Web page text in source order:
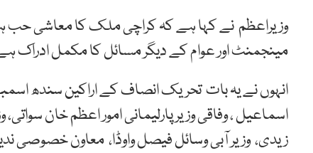
وزیراعظم نے کہا ہے کہ کراچی ملک کا معاشی حب
مینجمنٹ اور عوام کے دیگر مسائل کا مکمل ادراک
انہوں نے یہ بات تحریک انصاف کے اراکین سندھ
اسماعیل ، وفاقی وزیر پارلیمانی امور اعظم خان
زیدی، وزیر آبی وسائل فیصل واوڈا، معاون خصوصی